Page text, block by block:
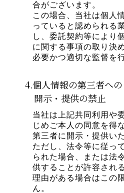
合がございます。
この場合、当社は個人
っていると認められる
し、委託契約等により
に関する事項の取り決
必要かつ適切な監督を
4.個人情報の第三者への
開示・提供の禁止
当社は上記共同利用や
じめご本人の同意を得
第三者に開示・提供い
ただし、法令等に従っ
られた場合、または法
供することが許容され
理由がある場合はこの
ん。